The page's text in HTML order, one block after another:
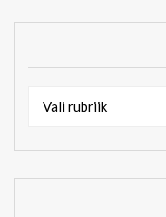
Vali rubriik